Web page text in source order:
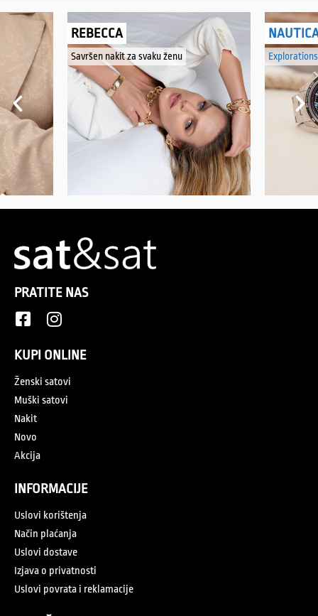
REBECCA
Savršen nakit za svaku ženu
PRATITE NAS
KUPI ONLINE
Ženski satovi
Muški satovi
Nakit
Novo
Akcija
INFORMACIJE
Uslovi korištenja
Način plaćanja
Uslovi dostave
Izjava o privatnosti
Uslovi povrata i reklamacije